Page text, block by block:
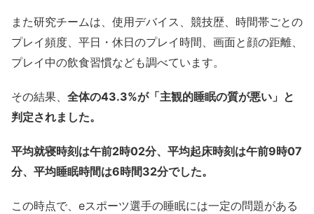
また研究チームは、使用デバイス、競技歴、時間帯ごとの
プレイ頻度、平日・休日のプレイ時間、画面と顔の距離、
プレイ中の飲食習慣なども調べています。
その結果、 全体の43.3%が「主観的睡眠の質が悪い」と
判定されました。
平均就寝時刻は午前2時02分、平均起床時刻は午前9時07
分、平均睡眠時間は6時間32分でした。
この時点で、eスポーツ選手の睡眠には一定の問題がある